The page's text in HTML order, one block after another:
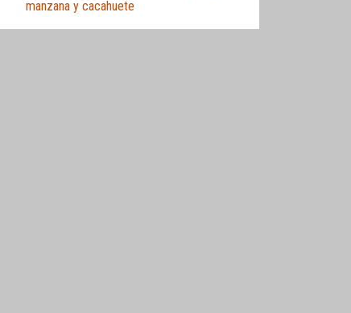
manzana y cacahuete